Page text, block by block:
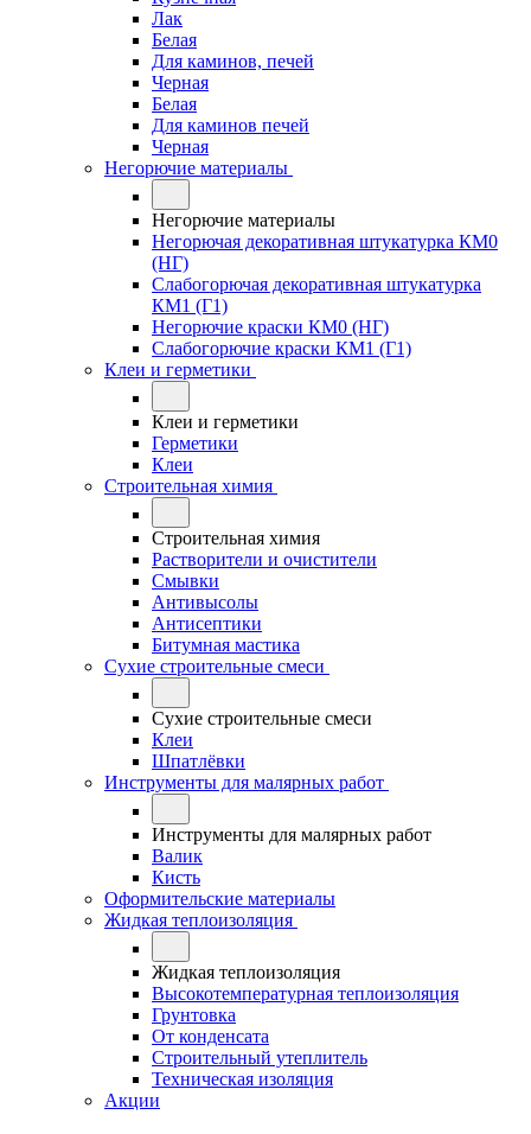
Лак
Белая
Для каминов, печей
Черная
Белая
Для каминов печей
Черная
Негорючие материалы
Негорючие материалы
Негорючая декоративная штукатурка КМ0
(НГ)
Слабогорючая декоративная штукатурка
КМ1 (Г1)
Негорючие краски КМ0 (НГ)
Слабогорючие краски КМ1 (Г1)
Клеи и герметики
Клеи и герметики
Герметики
Клеи
Строительная химия
Строительная химия
Растворители и очистители
Смывки
Антивысолы
Антисептики
Битумная мастика
Сухие строительные смеси
Сухие строительные смеси
Клеи
Шпатлёвки
Инструменты для малярных работ
Инструменты для малярных работ
Валик
Кисть
Оформительские материалы
Жидкая теплоизоляция
Жидкая теплоизоляция
Высокотемпературная теплоизоляция
Грунтовка
От конденсата
Строительный утеплитель
Техническая изоляция
Акции